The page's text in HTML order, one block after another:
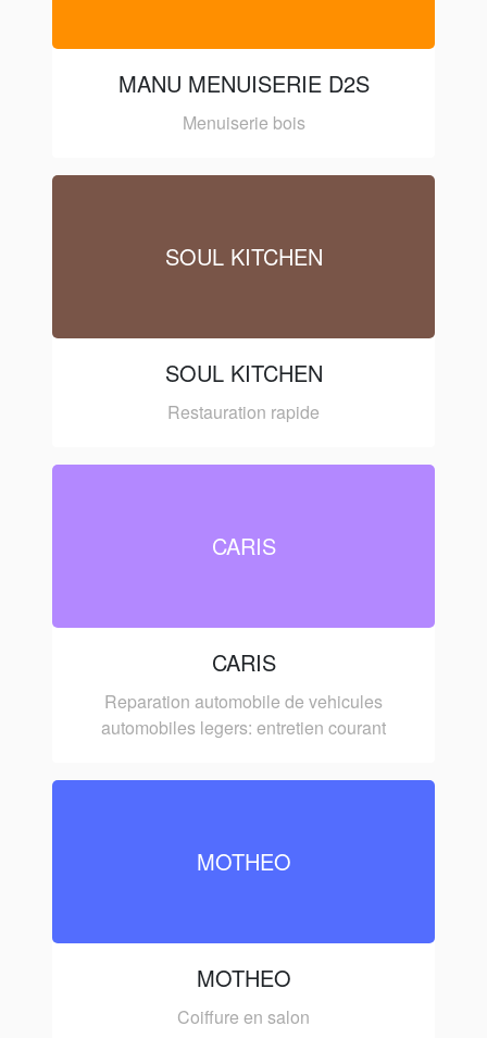
MANU MENUISERIE D2S
Menuiserie bois
SOUL KITCHEN
SOUL KITCHEN
Restauration rapide
CARIS
CARIS
Reparation automobile de vehicules
automobiles legers: entretien courant
MOTHEO
MOTHEO
Coiffure en salon